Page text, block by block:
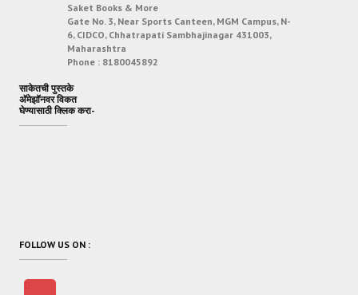
Saket Books & More
Gate No. 3, Near Sports Canteen, MGM Campus, N-
6, CIDCO, Chhatrapati Sambhajinagar 431003,
Maharashtra
Phone : 8180045892
साकेतची पुस्तके
अ‍ॅमेझॉनवर विकत
घेण्यासाठी क्लिक करा-
FOLLOW US ON :